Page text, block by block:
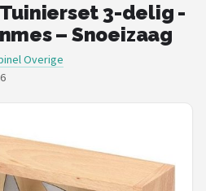
3-delig -
– Snoeizaag
Overige